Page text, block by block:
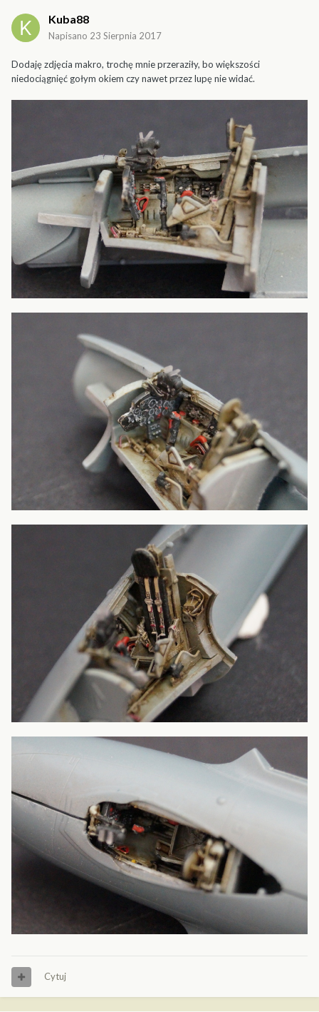
Kuba88
Napisano 23 Sierpnia 2017
Dodaję zdjęcia makro, trochę mnie przeraziły, bo większości
niedociągnięć gołym okiem czy nawet przez lupę nie widać.
Cytuj